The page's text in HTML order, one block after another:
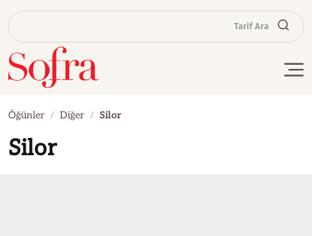
Tarif Ara
Öğünler Diğer Silor
Silor